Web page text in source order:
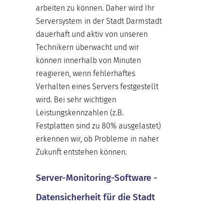
arbeiten zu können. Daher wird Ihr
Serversystem in der Stadt Darmstadt
dauerhaft und aktiv von unseren
Technikern überwacht und wir
können innerhalb von Minuten
reagieren, wenn fehlerhaftes
Verhalten eines Servers festgestellt
wird. Bei sehr wichtigen
Leistungskennzahlen (z.B.
Festplatten sind zu 80% ausgelastet)
erkennen wir, ob Probleme in naher
Zukunft entstehen können.
Server-Monitoring-Software -
Datensicherheit für die Stadt